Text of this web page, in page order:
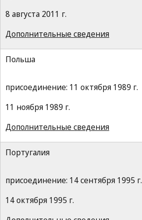
8 августа 2011 г.
Дополнительные сведения
Польша
присоединение: 11 октября 1989 г.
11 ноября 1989 г.
Дополнительные сведения
Португалия
присоединение: 14 сентября 1995 г.
14 октября 1995 г.